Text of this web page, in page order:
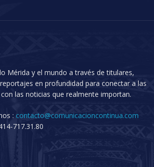
Mérida y el mundo a través de titulares,
en profundidad para conectar a las
las noticias que realmente importan.
: contacto@comunicacioncontinua.com
717.31.80